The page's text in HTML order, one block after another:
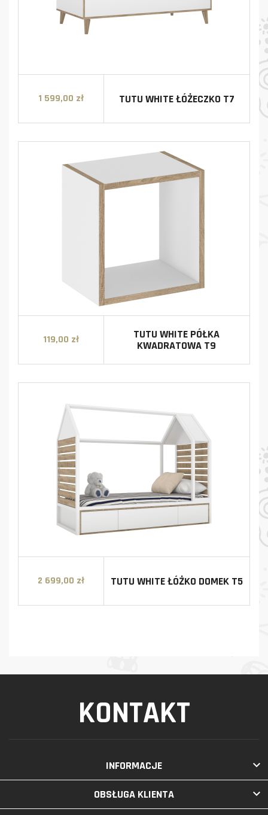
Cena
1 599,00 zł TUTU WHITE ŁÓŻECZKO T7
Cena
119,00 zł
TUTU WHITE PÓŁKA
KWADRATOWA T9
Cena
2 699,00 zł TUTU WHITE ŁÓŻKO DOMEK T5
KONTAKT
INFORMACJE 
OBSŁUGA KLIENTA 